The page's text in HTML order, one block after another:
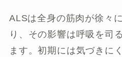
ALSは全身の筋肉が徐々
り、その影響は呼吸を司
ます。初期には気づきに